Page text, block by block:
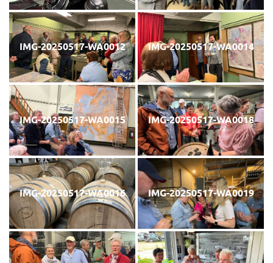
IMG-20250517-WA0012 IMG-20250517-WA0014
IMG-20250517-WA0015 IMG-20250517-WA0018
IMG-20250517-WA0016 IMG-20250517-WA0019